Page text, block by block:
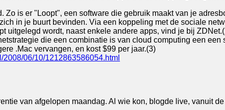
is er "Loopt", een software die gebruik maakt van je
in je buurt bevinden. Via een koppeling met de sociale
uitgelegd wordt, naast enkele andere apps, vind je bij
die een combinatie is van cloud computing een
.Mac vervangen, en kost $99 per jaar.(3)
06/10/1212863586054.html
van afgelopen maandag. Al wie kon, blogde live, vanuit